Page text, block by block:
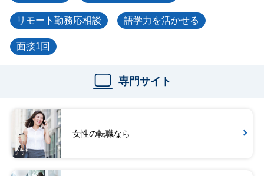
リモート勤務応相談 語学力を活かせる
面接1回
専門サイト
女性の転職なら